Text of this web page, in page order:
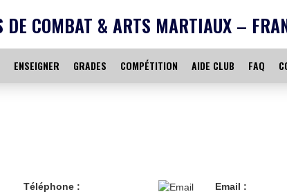
DE COMBAT & ARTS MARTIAUX –
ENSEIGNER GRADES COMPÉTITION AIDE CLUB FAQ
Téléphone :
Email :